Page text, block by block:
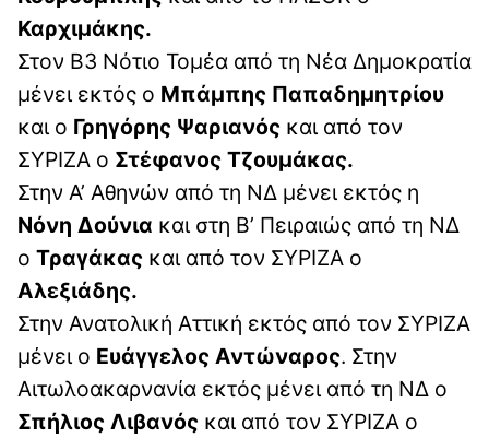
Καρχιμάκης.
Στον Β3 Νότιο Τομέα από τη Νέα Δημοκρατία
μένει εκτός ο Μπάμπης Παπαδημητρίου
και ο Γρηγόρης Ψαριανός και από τον
ΣΥΡΙΖΑ ο Στέφανος Τζουμάκας.
Στην Α’ Αθηνών από τη ΝΔ μένει εκτός η
Νόνη Δούνια και στη Β’ Πειραιώς από τη ΝΔ
ο Τραγάκας και από τον ΣΥΡΙΖΑ ο
Αλεξιάδης.
Στην Ανατολική Αττική εκτός από τον ΣΥΡΙΖΑ
μένει ο Ευάγγελος Αντώναρος. Στην
Αιτωλοακαρνανία εκτός μένει από τη ΝΔ ο
Σπήλιος Λιβανός και από τον ΣΥΡΙΖΑ ο